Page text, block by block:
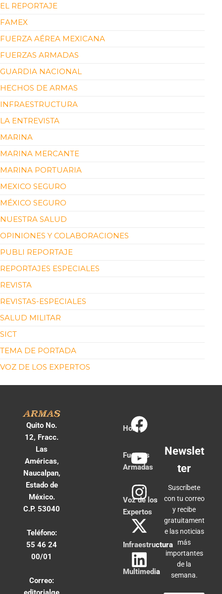
EL REPORTAJE
FAMEX
FUERZA AÉREA MEXICANA
FUERZAS ARMADAS
GUARDIA NACIONAL
HECHOS DE ARMAS
INFRAESTRUCTURA
LA ENTREVISTA
MARINA
MARINA MERCANTE
MARINA PORTUARIA
MEXICO SEGURO
MÉXICO SEGURO
NUESTRA SALUD
OPINIONES Y COLABORACIONES
PUBLI REPORTAJE
REPORTAJES ESPECIALES
REVISTA
REVISTAS-ESPECIALES
SALUD MILITAR
SICT
TEMA DE PORTADA
VOZ DE LOS EXPERTOS
Quito No.
12, Fracc.
Las
Américas,
Naucalpan,
Estado de
México.
C.P. 53040
Teléfono:
55 46 24
00/01
Correo:
Home
Fuerzas
Armadas
Voz de los
Expertos
Infraestructura
Multimedia
Newslet
ter
Suscríbete
con tu correo
y recibe
gratuitament
e las noticias
más
importantes
de la
semana.